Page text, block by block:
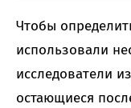
Чтобы
использовали
исследователи
остающиеся